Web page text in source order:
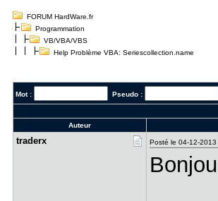
FORUM HardWare.fr
Programmation
VB/VBA/VBS
Help Problème VBA: Seriescollection.name
Mot : Pseudo :
Auteur
traderx Posté le 04-12-